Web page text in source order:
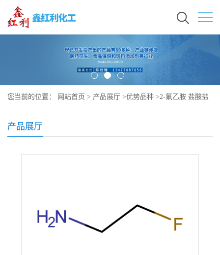
您当前的位置： 网站首页 > 产品展厅 >优势品种 >2-氟乙胺 盐酸盐
产品展厅